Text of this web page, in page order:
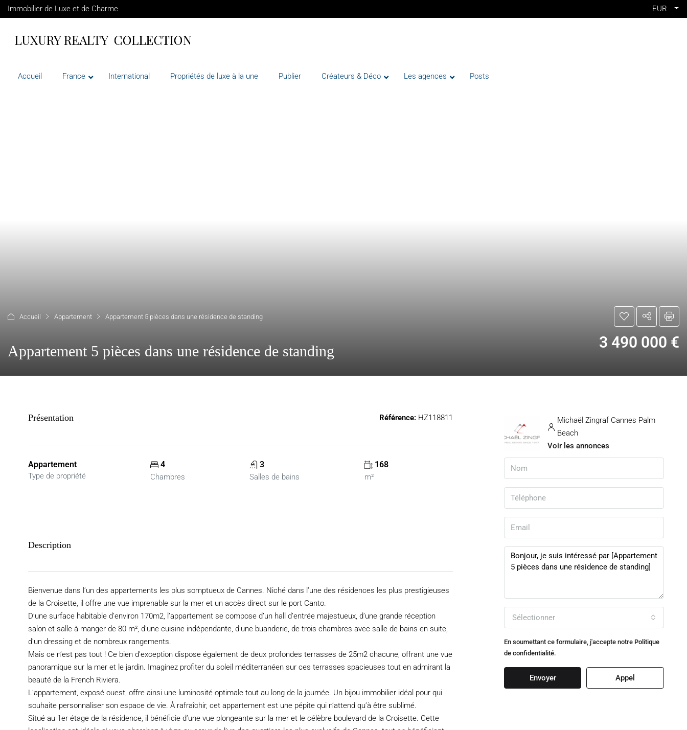
Immobilier de Luxe et de Charme EUR
Accueil France International Propriétés de luxe à la une Publier Créateurs & Déco Les agences Posts
Accueil Appartement Appartement 5 pièces dans une résidence de standing
Appartement 5 pièces dans une résidence de standing 3 490 000 €
Présentation Référence: HZ118811
Appartement
Type de propriété
4
Chambres
3
Salles de bains
168
m²
Description
Bienvenue dans l’un des appartements les plus somptueux de Cannes. Niché dans l’une des résidences les plus prestigieuses
de la Croisette, il offre une vue imprenable sur la mer et un accès direct sur le port Canto.
D’une surface habitable d’environ 170m2, l’appartement se compose d’un hall d’entrée majestueux, d’une grande réception
salon et salle à manger de 80 m², d’une cuisine indépendante, d’une buanderie, de trois chambres avec salle de bains en suite,
d’un dressing et de nombreux rangements.
Mais ce n’est pas tout ! Ce bien d’exception dispose également de deux profondes terrasses de 25m2 chacune, offrant une vue
panoramique sur la mer et le jardin. Imaginez profiter du soleil méditerranéen sur ces terrasses spacieuses tout en admirant la
beauté de la French Riviera.
L’appartement, exposé ouest, offre ainsi une luminosité optimale tout au long de la journée. Un bijou immobilier idéal pour qui
souhaite personnaliser son espace de vie. À rafraîchir, cet appartement est une pépite qui n’attend qu’à être sublimé.
Situé au 1er étage de la résidence, il bénéficie d’une vue plongeante sur la mer et le célèbre boulevard de la Croisette. Cette
Michaël Zingraf Cannes Palm
Beach
Voir les annonces
Sélectionner
En soumettant ce formulaire, j'accepte notre Politique
de confidentialité.
Envoyer Appel